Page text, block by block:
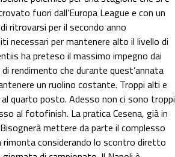
fuori dall’Europa League e con un
ritrovarsi per il secondo anno
necessari per mantenere alto il livello di
ha preteso il massimo impegno dai
rendimento che durante quest’annata
un ruolino costante. Troppi alti e
quarto posto. Adesso non ci sono troppi
al fotofinish. La pratica Cesena, già in
mettere da parte il complesso
rimonta considerando lo scontro diretto